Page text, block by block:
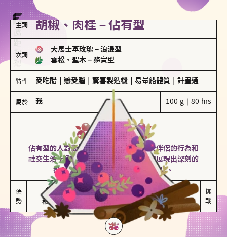
主調 胡椒、肉桂－佔有型
次調
大馬士革玫瑰 － 浪漫型
雪松、聖木 － 務實型
特性 愛吃醋 戀愛腦 驚喜製造機 易暈船體質 計畫通
屬於 我 100 g｜80 hrs
佔有型
胡椒、肉桂
佔有型的人對愛情有強烈的保護欲，對於伴侶的行為和
社交生活十分敏感、容易吃醋。在關係中展現出深刻的
投入和激情，但也可能讓人感到窒息。
優
勢
能建立緊密關係
積極維繫關係熱度
嫉妒心較強
可能出現控制欲
挑
戰